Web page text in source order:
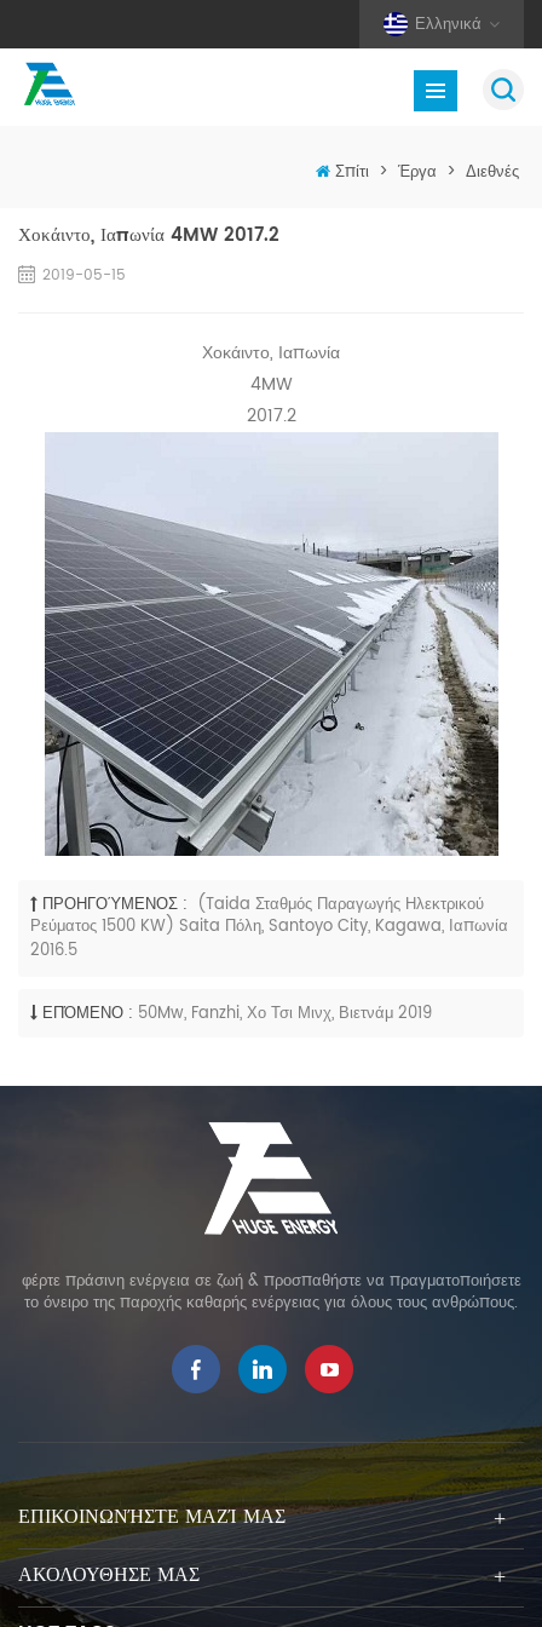
Ελληνικά
Σπίτι > Έργα > Διεθνές
Χοκάιντο, Ιαπωνία 4MW 2017.2
2019-05-15
Χοκάιντο, Ιαπωνία
4MW
2017.2
ΠΡΟΗΓΟΎΜΕΝΟΣ : (Taida Σταθμός Παραγωγής Ηλεκτρικού
Ρεύματος 1500 KW) Saita Πόλη, Santoyo City, Kagawa, Ιαπωνία
2016.5
ΕΠΌΜΕΝΟ : 50Mw, Fanzhi, Χο Τσι Μινχ, Βιετνάμ 2019
φέρτε πράσινη ενέργεια σε ζωή & προσπαθήστε να πραγματοποιήσετε
το όνειρο της παροχής καθαρής ενέργειας για όλους τους ανθρώπους.
ΕΠΙΚΟΙΝΩΝΉΣΤΕ ΜΑΖΊ ΜΑΣ
ΑΚΟΛΟΥΘΗΣΕ ΜΑΣ